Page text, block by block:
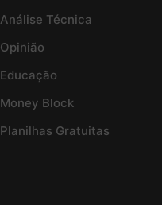
Análise Técnica
Opinião
Educação
Money Block
Planilhas Gratuitas